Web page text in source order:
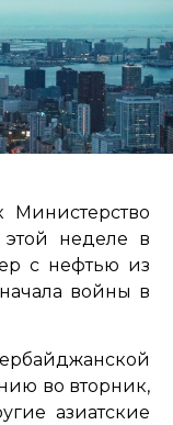
неделе в
с нефтью из
войны в
во вторник,
азиатские